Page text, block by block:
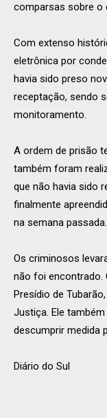
comparsas sobre o
Com extenso
eletrônica por
havia sido preso
receptação, sendo
monitoramento.
A ordem de prisão
também foram
que não havia sido
finalmente
na semana passada.
Os criminosos
não foi encontrado.
Presídio de
Justiça. Ele
descumprir medida
Diário do Sul